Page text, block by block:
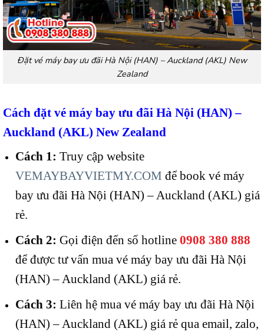
Đặt vé máy bay ưu đãi Hà Nội (HAN) – Auckland (AKL) New
Zealand
Cách đặt vé máy bay ưu đãi Hà Nội (HAN) –
Auckland (AKL) New Zealand
Cách 1: Truy cập website
VEMAYBAYVIETMY.COM để book vé máy
bay ưu đãi Hà Nội (HAN) – Auckland (AKL) giá
rẻ.
Cách 2: Gọi điện đến số hotline 0908 380 888
để được tư vấn mua vé máy bay ưu đãi Hà Nội
(HAN) – Auckland (AKL) giá rẻ.
Cách 3: Liên hệ mua vé máy bay ưu đãi Hà Nội
(HAN) – Auckland (AKL) giá rẻ qua email, zalo,